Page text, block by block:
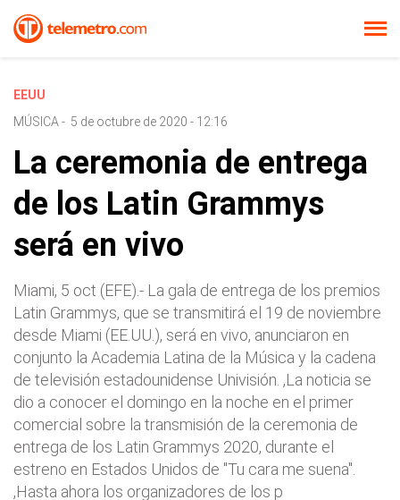
EEUU
MÚSICA - 5 de octubre de 2020 - 12:16
La ceremonia de entrega
de los Latin Grammys
será en vivo
Miami, 5 oct (EFE).- La gala de entrega de los premios
Latin Grammys, que se transmitirá el 19 de noviembre
desde Miami (EE.UU.), será en vivo, anunciaron en
conjunto la Academia Latina de la Música y la cadena
de televisión estadounidense Univisión. ,La noticia se
dio a conocer el domingo en la noche en el primer
comercial sobre la transmisión de la ceremonia de
entrega de los Latin Grammys 2020, durante el
estreno en Estados Unidos de "Tu cara me suena".
,Hasta ahora los organizadores de los p